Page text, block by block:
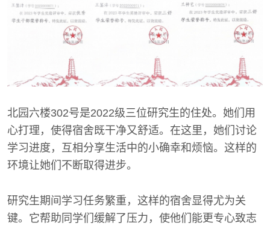
北园六楼302号是2022级三位研究生的住处。她们用
心打理，使得宿舍既干净又舒适。在这里，她们讨论
学习进度，互相分享生活中的小确幸和烦恼。这样的
环境让她们不断取得进步。
研究生期间学习任务繁重，这样的宿舍显得尤为关
键。它帮助同学们缓解了压力，使他们能更专心致志